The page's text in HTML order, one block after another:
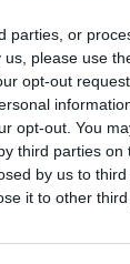
parties, or
please use
opt-out
opt-out. You
third parties on
by us to
it to other third
εποπτικό
Δάσους
την